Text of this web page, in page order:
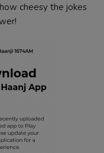
cheesy the jokes